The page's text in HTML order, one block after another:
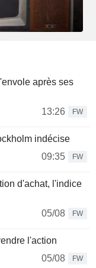
après ses
13:26
FW
indécise
09:35
FW
d'achat, l'indice
05/08
FW
l'action
05/08
FW